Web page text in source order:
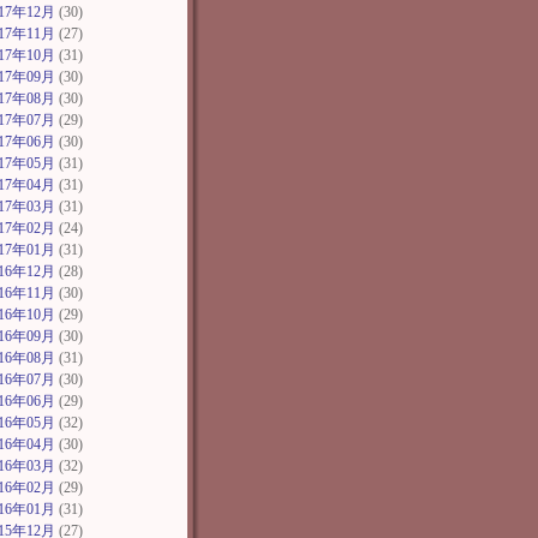
年12月 (30)
年11月 (27)
年10月 (31)
年09月 (30)
年08月 (30)
年07月 (29)
年06月 (30)
年05月 (31)
年04月 (31)
年03月 (31)
年02月 (24)
年01月 (31)
年12月 (28)
年11月 (30)
年10月 (29)
年09月 (30)
年08月 (31)
年07月 (30)
年06月 (29)
年05月 (32)
年04月 (30)
年03月 (32)
年02月 (29)
年01月 (31)
年12月 (27)